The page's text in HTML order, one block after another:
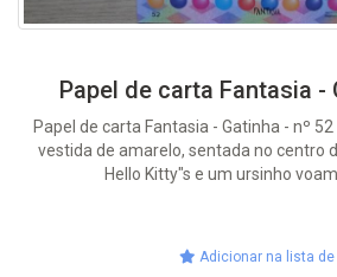
Papel de carta Fantasia -
Papel de carta Fantasia - Gatinha - nº
vestida de amarelo, sentada no centro
Hello Kitty"s e um ursinho
Adicionar na lista